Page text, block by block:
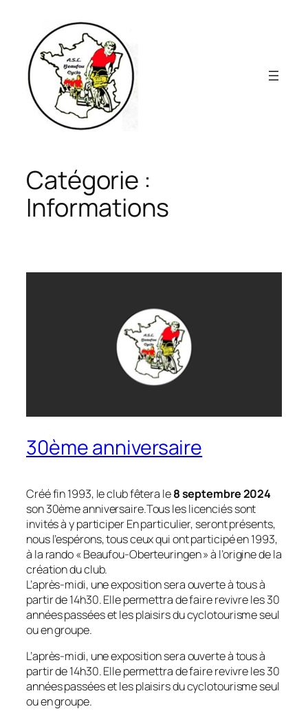
contenu
Catégorie :
Informations
30ème anniversaire
Créé fin 1993, le club fêtera le8 septembre 2024
son 30ème anniversaire.Tous les licenciés sont
invités à y participer En particulier, seront présents,
nous l’espérons, tous ceux qui ont participé en 1993,
à la rando « Beaufou-Oberteuringen » à l’origine de la
création du club.
L’après-midi, une exposition sera ouverte à tous à
partir de 14h30. Elle permettra de faire revivre les 30
années passées et les plaisirs du cyclotourisme seul
ou en groupe.
L’après-midi, une exposition sera ouverte à tous à
partir de 14h30. Elle permettra de faire revivre les 30
années passées et les plaisirs du cyclotourisme seul
ou en groupe.